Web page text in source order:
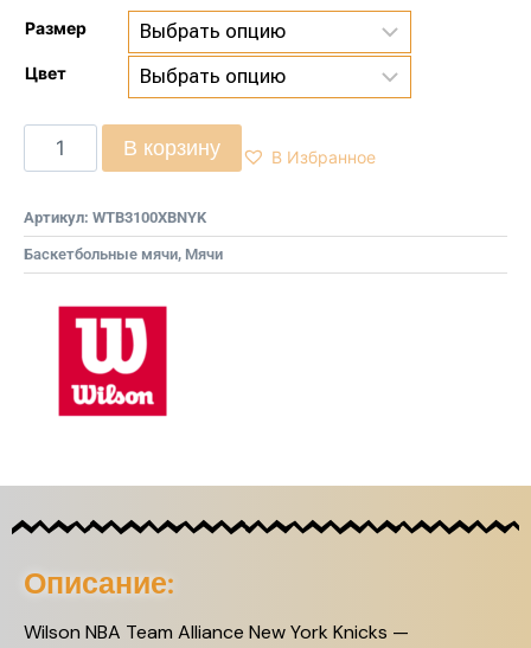
Размер
Цвет
В корзину В Избранное
Артикул: WTB3100XBNYK
Баскетбольные мячи, Мячи
Описание:
Wilson NBA Team Alliance New York Knicks —